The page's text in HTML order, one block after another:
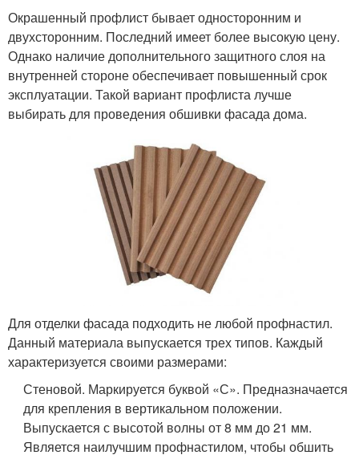
Окрашенный профлист бывает односторонним и
двухсторонним. Последний имеет более высокую цену.
Однако наличие дополнительного защитного слоя на
внутренней стороне обеспечивает повышенный срок
эксплуатации. Такой вариант профлиста лучше
выбирать для проведения обшивки фасада дома.
Для отделки фасада подходить не любой профнастил.
Данный материала выпускается трех типов. Каждый
характеризуется своими размерами:
Стеновой. Маркируется буквой «С». Предназначается
для крепления в вертикальном положении.
Выпускается с высотой волны от 8 мм до 21 мм.
Является наилучшим профнастилом, чтобы обшить